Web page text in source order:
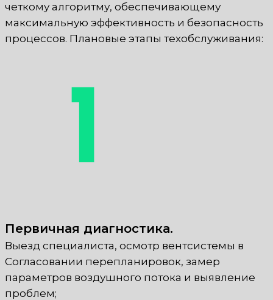
четкому алгоритму, обеспечивающему
максимальную эффективность и безопасность
процессов. Плановые этапы техобслуживания:
Первичная диагностика.
Выезд специалиста, осмотр вентсистемы в
Согласовании перепланировок, замер
параметров воздушного потока и выявление
проблем;